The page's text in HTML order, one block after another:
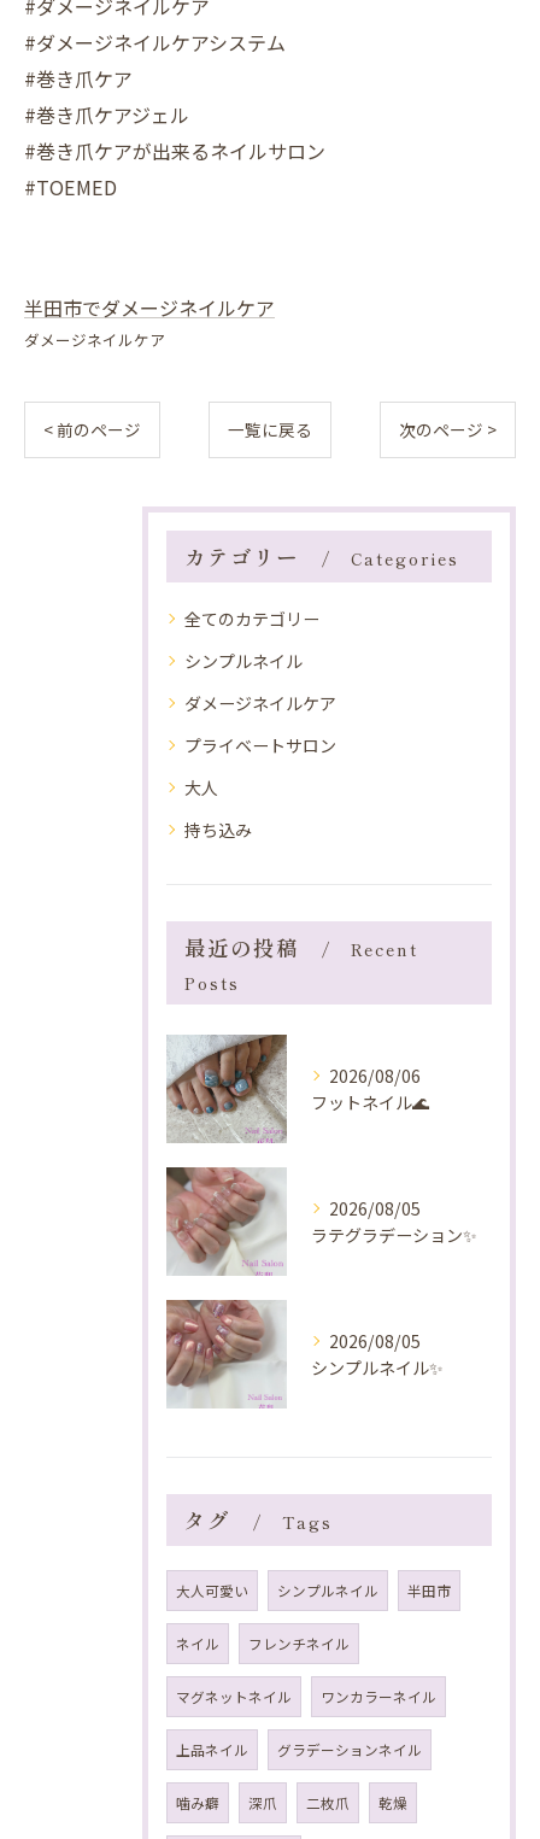
#ダメージネイルケア
#ダメージネイルケアシステム
#巻き爪ケア
#巻き爪ケアジェル
#巻き爪ケアが出来るネイルサロン
#TOEMED
半田市でダメージネイルケア
ダメージネイルケア
< 前のページ 一覧に戻る 次のページ >
カテゴリー Categories
全てのカテゴリー
シンプルネイル
ダメージネイルケア
プライベートサロン
大人
持ち込み
最近の投稿
Recent
Posts
2026/08/06
フットネイル🌊
2026/08/05
ラテグラデーション✨️
2026/08/05
シンプルネイル✨️
タグ Tags
大人可愛い シンプルネイル 半田市
ネイル フレンチネイル
マグネットネイル ワンカラーネイル
上品ネイル グラデーションネイル
噛み癖 深爪 二枚爪 乾燥